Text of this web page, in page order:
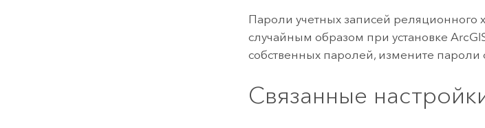
Пароли учетных записей
случайным образом при установке
собственных паролей, измените
Связанные